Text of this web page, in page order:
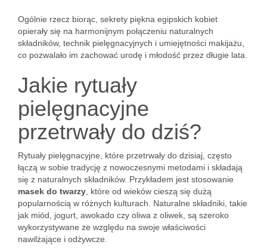
Ogólnie rzecz biorąc, sekrety piękna egipskich kobiet
opierały się na harmonijnym połączeniu naturalnych
składników, technik pielęgnacyjnych i umiejętności makijażu,
co pozwalało im zachować urodę i młodość przez długie lata.
Jakie rytuały
pielęgnacyjne
przetrwały do dziś?
Rytuały pielęgnacyjne, które przetrwały do dzisiaj, często
łączą w sobie tradycję z nowoczesnymi metodami i składają
się z naturalnych składników. Przykładem jest stosowanie
masek do twarzy , które od wieków cieszą się dużą
popularnością w różnych kulturach. Naturalne składniki, takie
jak miód, jogurt, awokado czy oliwa z oliwek, są szeroko
wykorzystywane ze względu na swoje właściwości
nawilżające i odżywcze.